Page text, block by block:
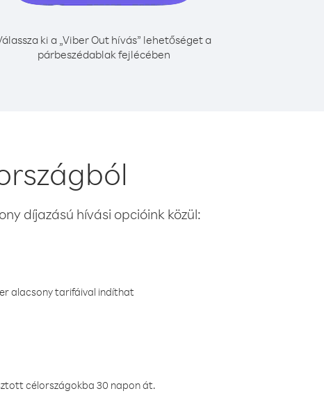
ki a „Viber Out hívás” lehetőséget a
párbeszédablak fejlécében
díjazású hívási opcióink közül:
alacsony tarifáival indíthat
célországokba 30 napon át.